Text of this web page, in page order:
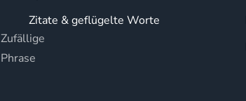
Zufällige
Phrase
Zitate & geflügelte Worte